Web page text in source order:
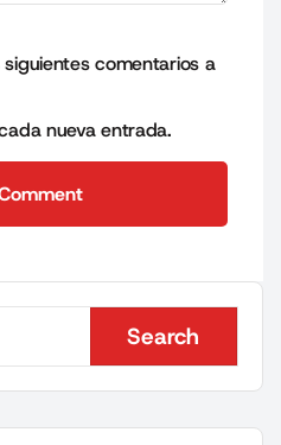
comentarios a
nueva entrada.
Search
Search